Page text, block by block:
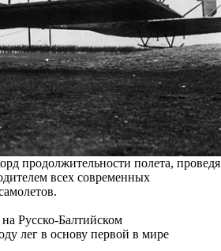
продолжительности полета, проведя
всех современных
Русско-Балтийском
лег в основу первой в мире